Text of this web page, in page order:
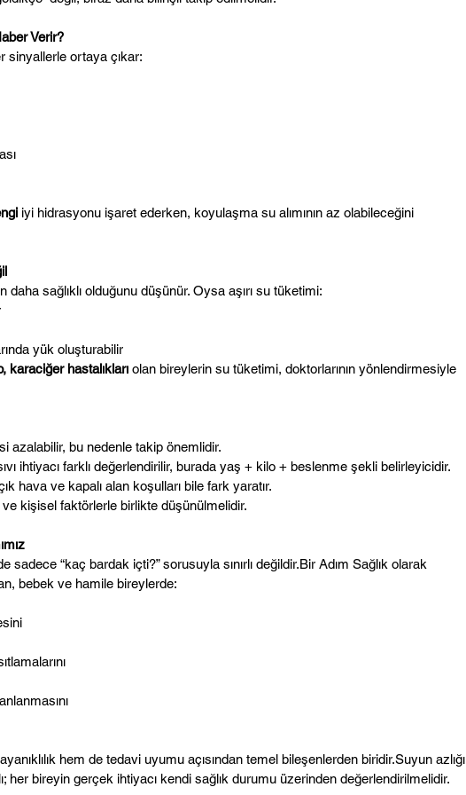
Verir?
sinyallerle ortaya çıkar:
iyi hidrasyonu işaret ederken, koyulaşma su alımının az olabileceğini
sağlıklı olduğunu düşünür. Oysa aşırı su tüketimi:
yük oluşturabilir
karaciğer hastalıkları olan bireylerin su tüketimi, doktorlarının yönlendirmesiyle
azalabilir, bu nedenle takip önemlidir.
ihtiyacı farklı değerlendirilir, burada yaş + kilo + beslenme şekli belirleyicidir.
hava ve kapalı alan koşulları bile fark yaratır.
kişisel faktörlerle birlikte düşünülmelidir.
sadece “kaç bardak içti?” sorusuyla sınırlı değildir.Bir Adım Sağlık olarak
bebek ve hamile bireylerde:
hem de tedavi uyumu açısından temel bileşenlerden biridir.Suyun azlığı
her bireyin gerçek ihtiyacı kendi sağlık durumu üzerinden değerlendirilmelidir.